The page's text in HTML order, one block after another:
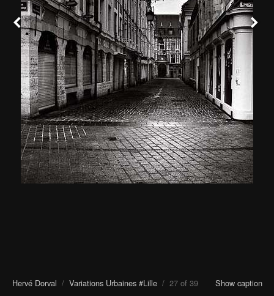
Hervé Dorval / Variations Urbaines #Lille/ 27 of 39 Show caption